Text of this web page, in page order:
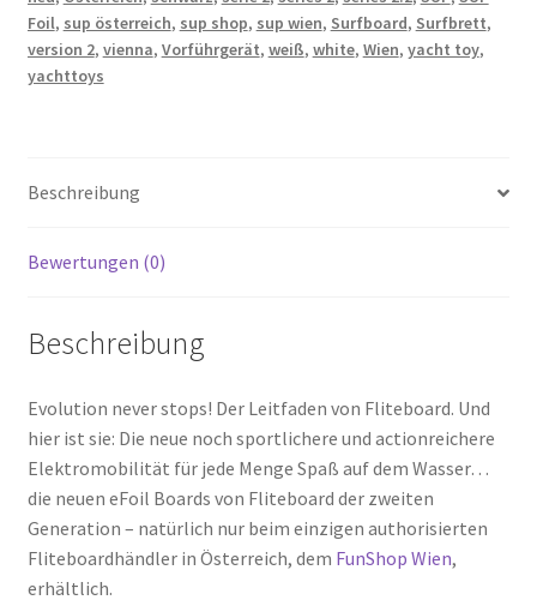
Foil, sup österreich, sup shop, sup wien, Surfboard, Surfbrett,
version 2, vienna, Vorführgerät, weiß, white, Wien, yacht toy,
yachttoys
Beschreibung
Bewertungen (0)
Beschreibung
Evolution never stops! Der Leitfaden von Fliteboard. Und
hier ist sie: Die neue noch sportlichere und actionreichere
Elektromobilität für jede Menge Spaß auf dem Wasser…
die neuen eFoil Boards von Fliteboard der zweiten
Generation – natürlich nur beim einzigen authorisierten
Fliteboardhändler in Österreich, dem FunShop Wien,
erhältlich.